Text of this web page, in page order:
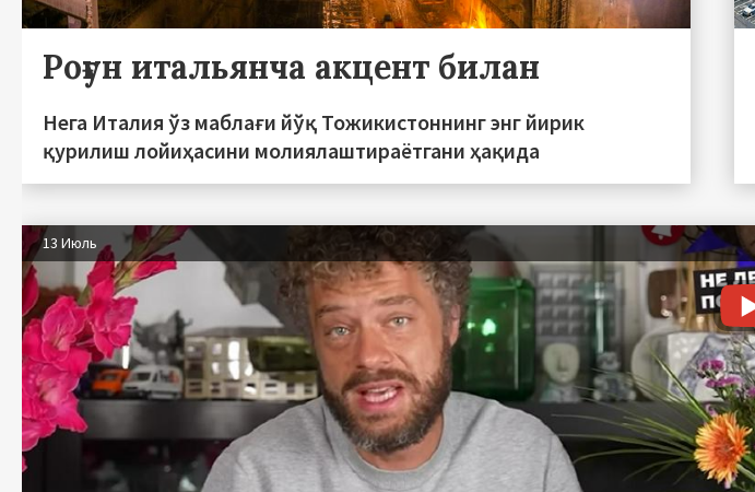
Роғун итальянча акцент билан
Нега Италия ўз маблағи йўқ Тожикистоннинг энг йирик
қурилиш лойиҳасини молиялаштираётгани ҳақида
13 Июль